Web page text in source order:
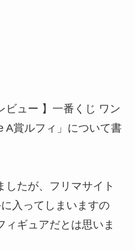
ビュー 】一番くじ ワン
A賞ルフィ」について書
したが、フリマサイト
入ってしまいますの
ィギュアだとは思いま